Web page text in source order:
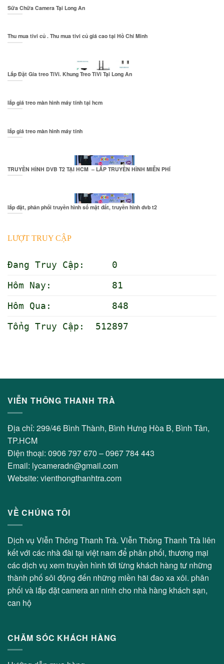
Sữa Chữa Camera Tại Long An
Thu mua tivi củ . Thu mua tivi củ giá cao tại Hồ Chí Minh
Lắp Đặt Gía treo TiVi. Khung Treo TiVi Tại Long An
lắp giá treo màn hình máy tính tại hcm
lắp giá treo màn hình máy tính
TRUYỀN HÌNH DVB T2 TẠI HCM – LẮP TRUYỀN HÌNH MIỄN PHÍ
lắp đặt, phân phối truyền hình số mặt đất, truyền hình dvb t2
LƯỢT TRUY CẬP
Đang Truy Cập: 0
Hôm Nay: 81
Hôm Qua: 848
Tổng Truy Cập: 512897
VIỄN THÔNG THANH TRÀ
Địa chỉ: 299/46 Bình Thành, Bình Hưng Hòa B, Bình Tân,
TP.HCM
Điện thoại: 0906 797 670 – 0967 784 443
Email: lycameradn@gmail.com
Website: vienthongthanhtra.com
VỀ CHÚNG TÔI
Dịch vụ Viễn Thông Thanh Trà. Viễn Thông Thanh Trà liên
kết với các nhà đài tại việt nam để phân phối, thương mại
các dịch vụ xem truyền hình tới từng khách hàng tư những
thành phố sôi động đến những miền hãi đao xa xôi. phân
phối và lắp đặt camera an ninh cho nhà hàng khách sạn,
can hộ
CHĂM SÓC KHÁCH HÀNG